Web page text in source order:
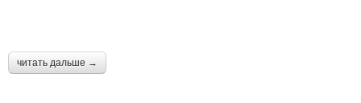
читать дальше →